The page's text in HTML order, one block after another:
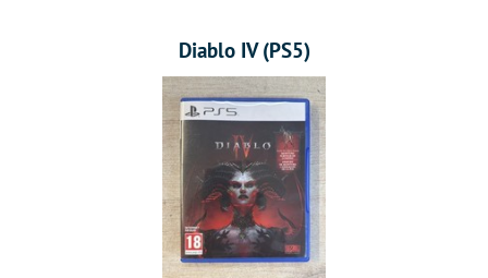
Diablo IV (PS5)